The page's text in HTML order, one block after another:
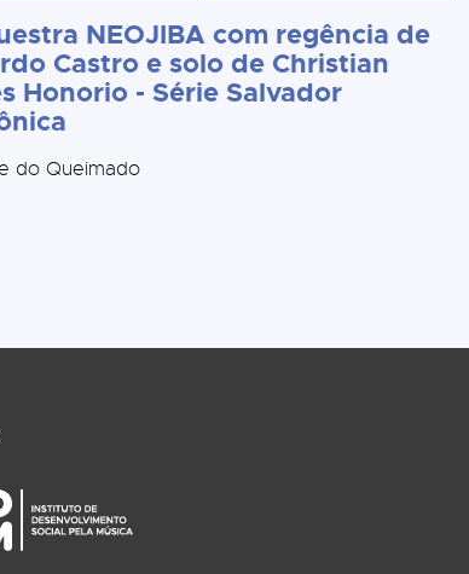
NEOJIBA com regência de
Castro e solo de Christian
Honorio - Série Salvador
do Queimado